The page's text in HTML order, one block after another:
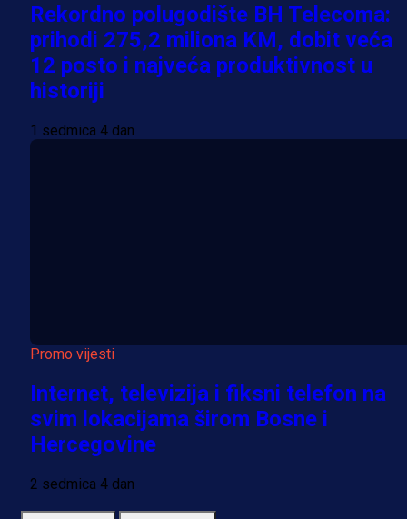
Rekordno polugodište BH Telecoma:
prihodi 275,2 miliona KM, dobit veća
12 posto i najveća produktivnost u
historiji
1 sedmica 4 dan
Promo vijesti
Internet, televizija i fiksni telefon na
svim lokacijama širom Bosne i
Hercegovine
2 sedmica 4 dan